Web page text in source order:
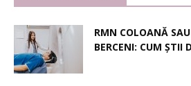
RMN COLOANĂ
BERCENI: CUM ȘTII